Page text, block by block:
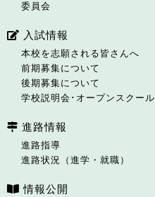
委員会
入試情報
本校を志願される皆さんへ
前期募集について
後期募集について
学校説明会･オープンスクール
進路情報
進路指導
進路状況（進学・就職）
情報公開